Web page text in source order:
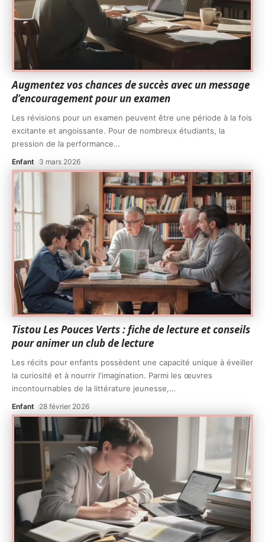
Augmentez vos chances de succès avec un message
d’encouragement pour un examen
Les révisions pour un examen peuvent être une période à la fois
excitante et angoissante. Pour de nombreux étudiants, la
pression de la performance…
Enfant 3 mars 2026
Tistou Les Pouces Verts : fiche de lecture et conseils
pour animer un club de lecture
Les récits pour enfants possèdent une capacité unique à éveiller
la curiosité et à nourrir l'imagination. Parmi les œuvres
incontournables de la littérature jeunesse,…
Enfant 28 février 2026